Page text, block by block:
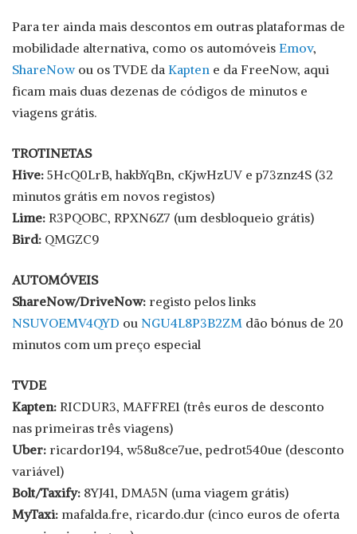
Para ter ainda mais descontos em outras plataformas de
mobilidade alternativa, como os automóveis Emov,
ShareNowou os TVDE da Kapten e da FreeNow, aqui
ficam mais duas dezenas de códigos de minutos e
viagens grátis.
TROTINETAS
Hive: 5HcQ0LrB, hakbYqBn, cKjwHzUV e p73znz4S (32
minutos grátis em novos registos)
Lime: R3PQOBC, RPXN6Z7 (um desbloqueio grátis)
Bird: QMGZC9
AUTOMÓVEIS
ShareNow/DriveNow: registo pelos links
NSUVOEMV4QYD ou NGU4L8P3B2ZM dão bónus de 20
minutos com um preço especial
TVDE
Kapten: RICDUR3, MAFFRE1 (três euros de desconto
nas primeiras três viagens)
Uber: ricardor194, w58u8ce7ue, pedrot540ue (desconto
variável)
Bolt/Taxify: 8YJ41, DMA5N (uma viagem grátis)
MyTaxi: mafalda.fre, ricardo.dur (cinco euros de oferta